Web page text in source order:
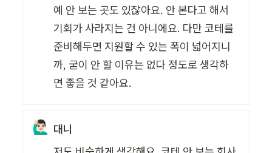
예 안 보는 곳도 있잖아요. 안 본다고 해서
기회가 사라지는 건 아니에요. 다만 코테를
준비해두면 지원할 수 있는 폭이 넓어지니
까, 굳이 안 할 이유는 없다 정도로 생각하
면 좋을 것 같아요.
🙋🏻‍♂️ 대니